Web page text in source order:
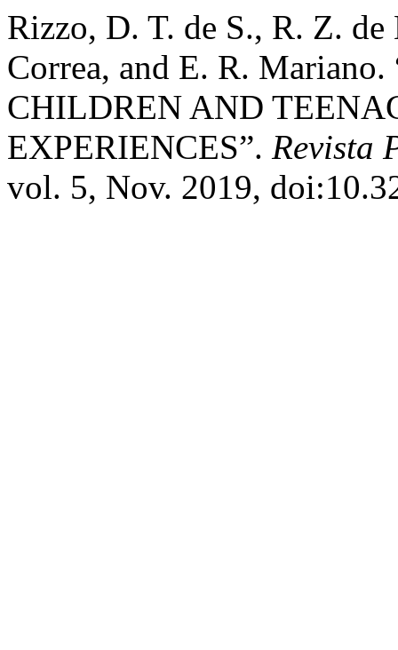
Rizzo, D. T. de S., R. Z.
Correa, and E. R.
CHILDREN AND
EXPERIENCES”. Revista
vol. 5, Nov. 2019,